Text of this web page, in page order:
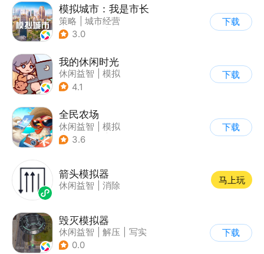
模拟城市：我是市长
策略
城市经营
| 模拟城市
3.0
下载
我的休闲时光
休闲益智
模拟
4.1
下载
全民农场
休闲益智
模拟
| 田园生活
3.6
下载
箭头模拟器
休闲益智 消除
马上玩
毁灭模拟器
休闲益智 解压
写实
0.0
下载